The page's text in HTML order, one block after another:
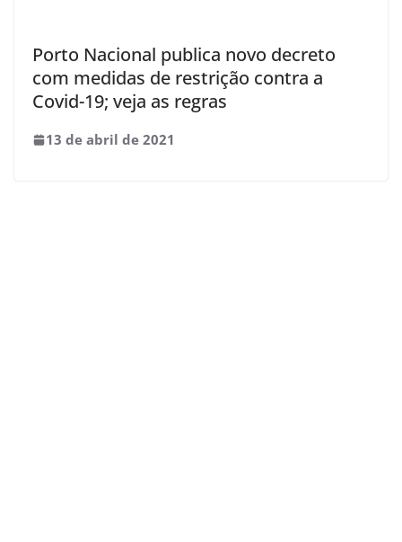
Porto Nacional publica novo decreto
com medidas de restrição contra a
Covid-19; veja as regras
13 de abril de 2021